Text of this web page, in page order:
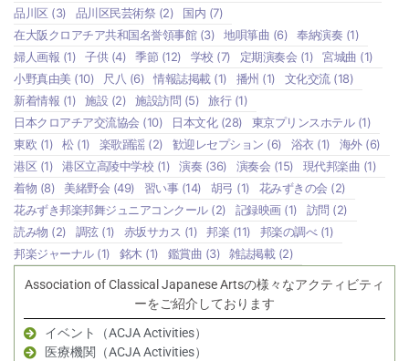
品川区 (3) 品川区民芸術祭 (2) 国内 (7)
在大阪クロアチア共和国名誉領事館(3) 地唄箏曲 (6) 奉納演奏 (1)
婦人画報 (1) 子供(4) 季節 (12) 学校 (7) 定期演奏会 (1) 宮城曲 (1)
小野真由美 (10) 尺八 (6) 情報誌掲載(1) 播州 (1) 文化交流(18)
新着情報 (1) 施設 (2) 施設訪問 (5) 旅行(1)
日本クロアチア交流協会 (10) 日本文化(28) 東京プリンスホテル(1)
東欧 (1) 松(1) 楽歌踊謡(2) 歓迎レセプション (6) 浴衣 (1) 海外(6)
港区 (1) 港区立高陵中学校 (1) 演奏 (36) 演奏会 (15) 現代邦楽曲 (1)
着物 (8) 美緒野会 (49) 習い事(14) 胡弓 (1) 花みずきの会 (2)
花みずき邦楽邦舞ジュニアコンクール(2) 記録映画(1) 訪問 (2)
読み物 (2) 調弦(1) 赤坂サカス (1) 邦楽 (11) 邦楽の調べ(1)
邦楽ジャーナル(1) 銘木 (1) 鑑賞曲 (3) 雑誌掲載(2)
Association of Classical Japanese Artsの様々なアクティビティ
ーをご紹介しております
イベント（ACJA Activities）
医療機関（ACJA Activities）